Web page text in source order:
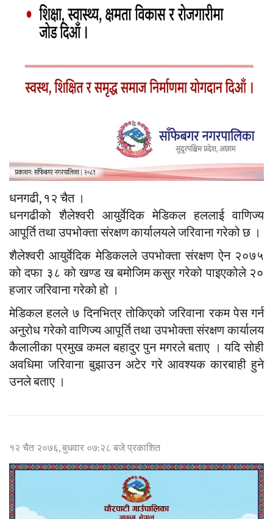
धनगढी, १२ चैत ।
धनगढीको शैलेश्वरी आयुर्वेदिक मेडिकल हललाई वाणिज्य
आपूर्ति तथा उपभोक्ता संरक्षण कार्यालयले जरिवाना गरेको छ ।
शैलेश्वरी आयुर्वेदिक मेडिकलले उपभोक्ता संरक्षण ऐन २०७५
को दफा ३८ को खण्ड ख बमोजिम कसुर गरेको पाइएकोले २०
हजार जरिवाना गरेको हो ।
मेडिकल हलले ७ दिनभित्र तोकिएको जरिवाना रकम पेस गर्न
अनुरोध गरेको वाणिज्य आपूर्ति तथा उपभोक्ता संरक्षण कार्यालय
कैलालीका प्रमुख कमल बहादुर पुन मगरले बताए । यदि सोही
अवधिमा जरिवाना बुझाउन अटेर गरे आवश्यक कारबाही हुने
उनले बताए ।
१२ चैत २०७६, बुधवार ०७:२८ बजे प्रकाशित